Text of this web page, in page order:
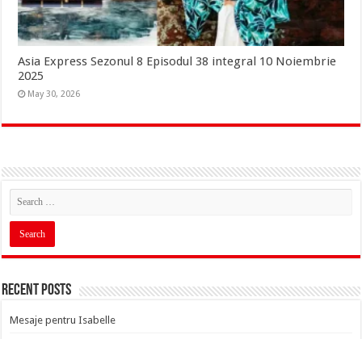
Asia Express Sezonul 8 Episodul 38 integral 10 Noiembrie
2025
May 30, 2026
Recent Posts
Mesaje pentru Isabelle